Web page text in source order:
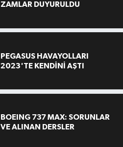
ZAMLAR DUYURULDU
PEGASUS HAVAYOLLARI
2023'TE KENDİNİ AŞTI
BOEING 737 MAX: SORUNLAR
VE ALINAN DERSLER